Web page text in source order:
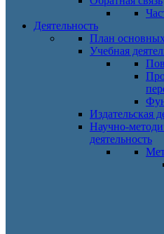
Деятельность
План
Учебная
Издательская
Научно-
деятельность